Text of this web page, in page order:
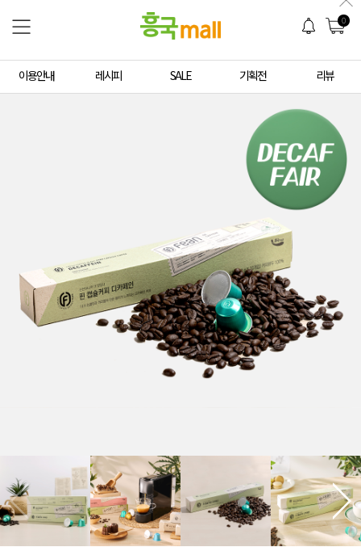
0
이용안내 레시피 SALE 기획전 리뷰